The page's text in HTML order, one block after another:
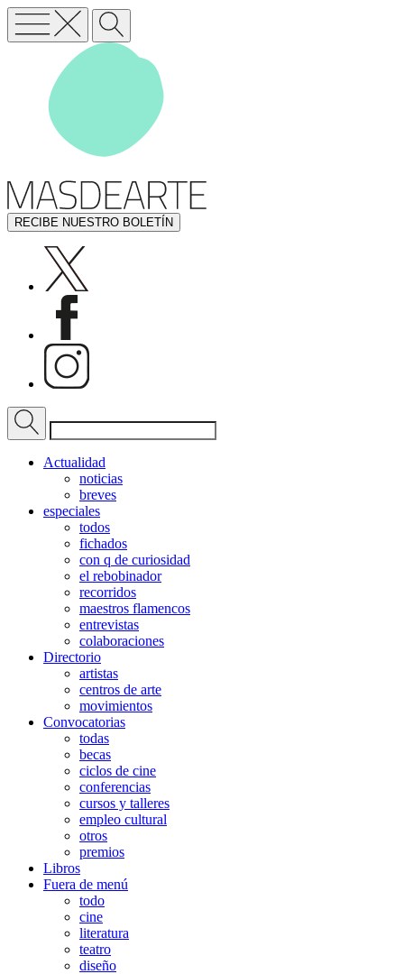
RECIBE NUESTRO BOLETÍN
Actualidad
noticias
breves
especiales
todos
fichados
con q de curiosidad
el rebobinador
recorridos
maestros flamencos
entrevistas
colaboraciones
Directorio
artistas
centros de arte
movimientos
Convocatorias
todas
becas
ciclos de cine
conferencias
cursos y talleres
empleo cultural
otros
premios
Libros
Fuera de menú
todo
cine
literatura
teatro
diseño